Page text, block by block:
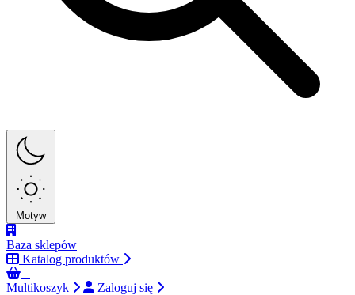
Motyw
Baza sklepów
Katalog produktów
Multikoszyk
Zaloguj się